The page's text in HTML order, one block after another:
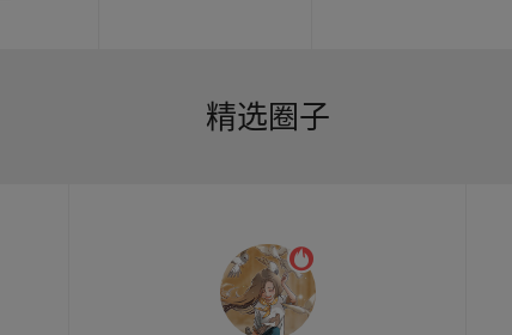
精选圈子